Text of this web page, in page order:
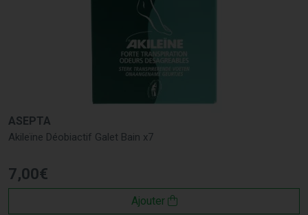
ASEPTA
Akileïne Déobiactif Galet Bain x7
7,00€
Ajouter